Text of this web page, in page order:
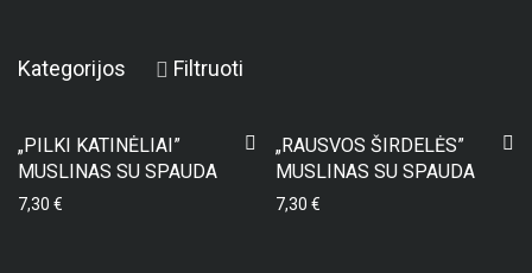
Kategorijos Filtruoti
„PILKI KATINĖLIAI”
MUSLINAS SU SPAUDA
7,30 €
„RAUSVOS ŠIRDELĖS”
MUSLINAS SU SPAUDA
7,30 €